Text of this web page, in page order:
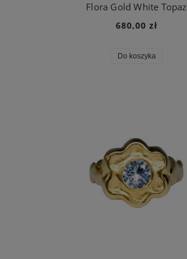
Flora Gold White Topaz
680,00 zł
Do koszyka